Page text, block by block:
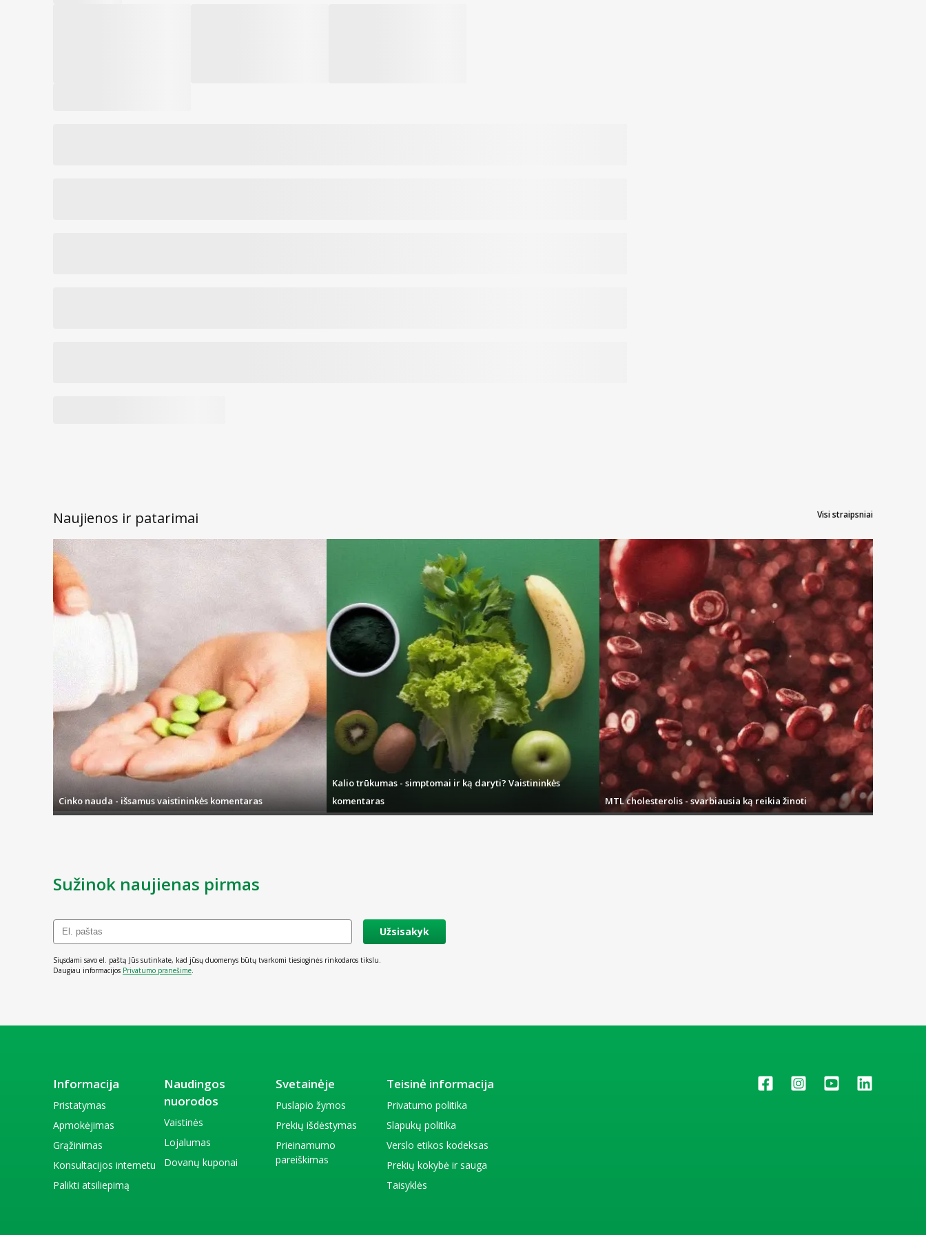
Naujienos ir patarimai Visi straipsniai
Cinko nauda - išsamus vaistininkės komentaras
Kalio trūkumas - simptomai ir ką daryti? Vaistininkės
komentaras
MTL cholesterolis - svarbiausia ką reikia žinoti
Sužinok naujienas pirmas
Užsisakyk
Siųsdami savo el. paštą Jūs sutinkate, kad jūsų duomenys būtų tvarkomi tiesioginės rinkodaros tikslu.
Daugiau informacijos Privatumo pranešime
Informacija
Pristatymas
Apmokėjimas
Grąžinimas
Konsultacijos internetu
Palikti atsiliepimą
Naudingos
nuorodos
Vaistinės
Lojalumas
Dovanų kuponai
Svetainėje
Puslapio žymos
Prekių išdėstymas
Prieinamumo
pareiškimas
Teisinė informacija
Privatumo politika
Slapukų politika
Verslo etikos kodeksas
Prekių kokybė ir sauga
Taisyklės